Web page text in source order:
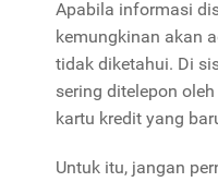
Apabila informasi
kemungkinan akan
tidak diketahui. Di
sering ditelepon
kartu kredit yang
Untuk itu, jangan